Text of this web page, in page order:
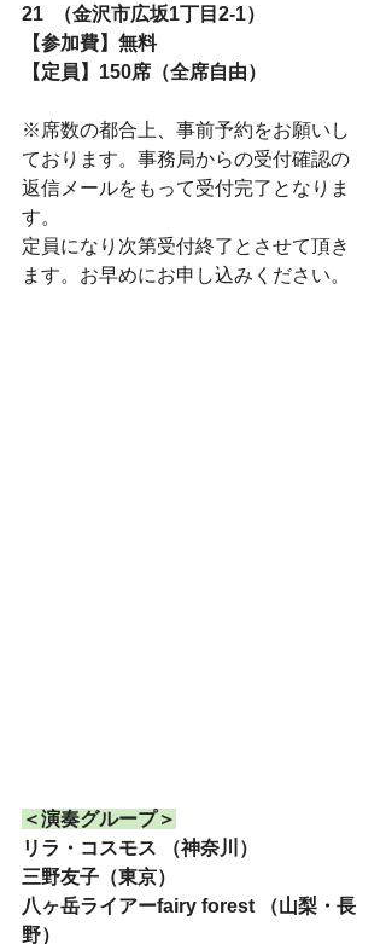
21  （金沢市広坂1丁目2-1）
【参加費】無料
【定員】150席（全席自由）
※席数の都合上、事前予約をお願いし
ております。事務局からの受付確認の
返信メールをもって受付完了となりま
す。
定員になり次第受付終了とさせて頂き
ます。お早めにお申し込みください。
＜演奏グループ＞
リラ・コスモス （神奈川）
三野友子（東京）
八ヶ岳ライアーfairy forest （山梨・長
野）